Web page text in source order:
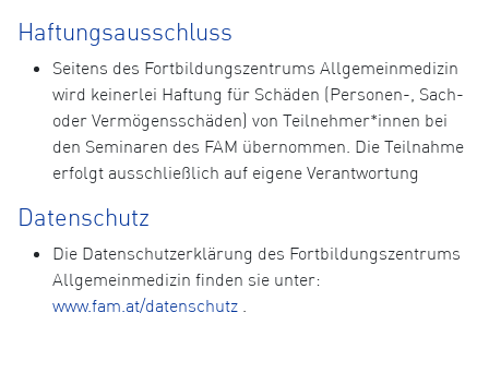
Haftungsausschluss
Seitens des Fortbildungszentrums Allgemeinmedizin
wird keinerlei Haftung für Schäden (Personen-, Sach-
oder Vermögensschäden) von Teilnehmer*innen bei
den Seminaren des FAM übernommen. Die Teilnahme
erfolgt ausschließlich auf eigene Verantwortung
Datenschutz
Die Datenschutzerklärung des Fortbildungszentrums
Allgemeinmedizin finden sie unter:
www.fam.at/datenschutz .